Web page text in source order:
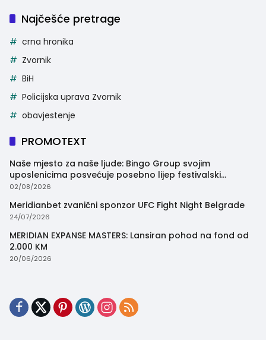
Najčešće pretrage
crna hronika
Zvornik
BiH
Policijska uprava Zvornik
obavjestenje
PROMOTEXT
Naše mjesto za naše ljude: Bingo Group svojim
uposlenicima posvećuje posebno lijep festivalski
trenutak
02/08/2026
Meridianbet zvanični sponzor UFC Fight Night Belgrade
24/07/2026
MERIDIAN EXPANSE MASTERS: Lansiran pohod na fond od
2.000 KM
20/06/2026